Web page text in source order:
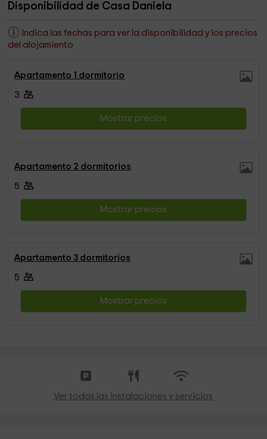
Disponibilidad de Casa Daniela
Indica las fechas para ver la disponibilidad y los precios
del alojamiento
Apartamento 1 dormitorio
3
Mostrar precios
Apartamento 2 dormitorios
5
Mostrar precios
Apartamento 3 dormitorios
5
Mostrar precios
Ver todas las instalaciones y servicios